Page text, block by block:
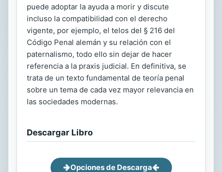
puede adoptar la ayuda a morir y discute
incluso la compatibilidad con el derecho
vigente, por ejemplo, el telos del § 216 del
Código Penal alemán y su relación con el
paternalismo, todo ello sin dejar de hacer
referencia a la praxis judicial. En definitiva, se
trata de un texto fundamental de teoría penal
sobre un tema de cada vez mayor relevancia en
las sociedades modernas.
Descargar Libro
Opciones de Descarga